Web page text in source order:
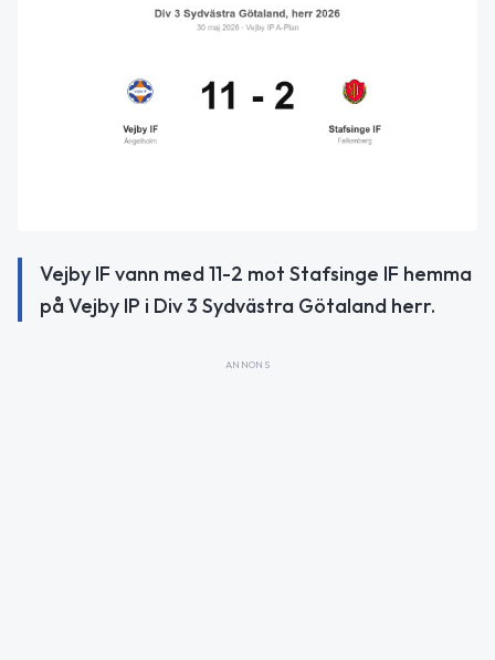
Vejby IF vann med 11-2 mot Stafsinge IF hemma
på Vejby IP i Div 3 Sydvästra Götaland herr.
ANNONS